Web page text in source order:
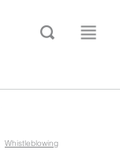
Whistleblowing